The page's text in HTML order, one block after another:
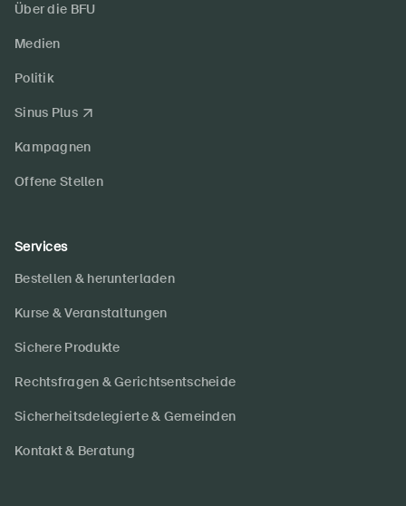
Über die BFU
Medien
Politik
Sinus Plus
Kampagnen
Offene Stellen
Services
Bestellen & herunterladen
Kurse & Veranstaltungen
Sichere Produkte
Rechtsfragen & Gerichtsentscheide
Sicherheitsdelegierte & Gemeinden
Kontakt & Beratung